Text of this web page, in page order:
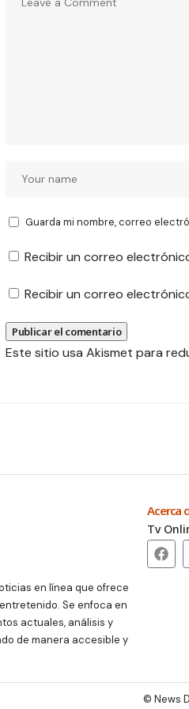
Guarda mi nombre, correo
Recibir un correo
Recibir un correo
Este sitio usa Akismet para
en línea que ofrece
Se enfoca en
actuales, análisis y
de manera accesible y
Acerca
Tv
© News